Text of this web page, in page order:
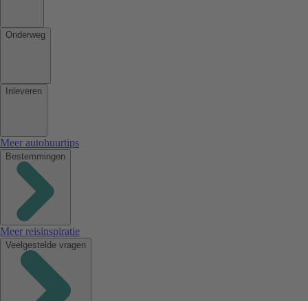
Onderweg
Inleveren
Meer autohuurtips
Bestemmingen
Meer reisinspiratie
Veelgestelde vragen